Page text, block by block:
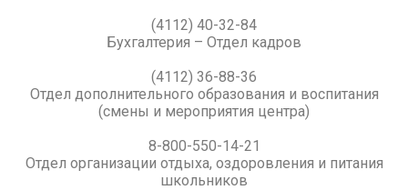
(4112) 40-32-84
Бухгалтерия – Отдел кадров
(4112) 36-88-36
Отдел дополнительного образования и воспитания
(смены и мероприятия центра)
8-800-550-14-21
Отдел организации отдыха, оздоровления и питания
школьников